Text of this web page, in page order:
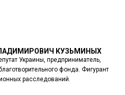
КУЗЬМИНЫХ
Украины, предприниматель,
фонда. Фигурант
расследований.